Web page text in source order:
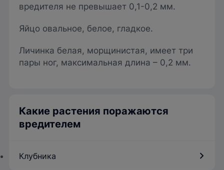
вредителя не превышает 0,1-0,2 мм.
Яйцо овальное, белое, гладкое.
Личинка белая, морщинистая, имеет три
пары ног, максимальная длина – 0,2 мм.
Какие растения поражаются
вредителем
Клубника